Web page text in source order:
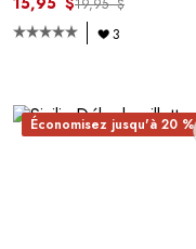
19,95 $
3
Économisez jusqu'à 20 %